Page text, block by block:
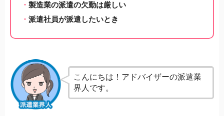
製造業の派遣の欠勤は厳しい
派遣社員が派遣したいとき
こんにちは！アドバイザーの派遣業
界人です。